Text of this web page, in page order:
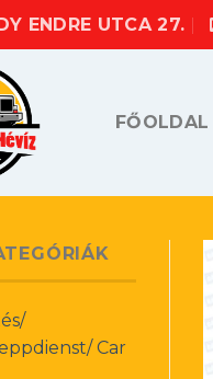
ENDRE UTCA 27.
FŐOLDAL
Car